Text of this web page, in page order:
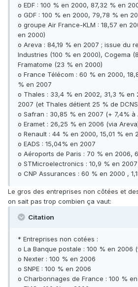
o EDF : 100 % en 2000, 87,32 % en
o GDF : 100 % en 2000, 79,78 % en
o groupe Air France-KLM : 18,57 en
en 2000)
o Areva : 84,19 % en 2007 ; issue du
Industries (100 % en 2000), Cogema
Framatome (23 % en 2000)
o France Télécom : 60 % en 2000,
% en 2007
o Thales : 33,4 % en 2002, 31,3 % en
2007 (et Thales détient 25 % de
o Safran : 30,85 % en 2007 (+ 7,4% à
o Eramet : 26,25 % en 2006 (via
o Renault : 44 % en 2000, 15,01 % en
o EADS : 15,04% en 2007
o Aéroports de Paris : 70 % en 2006,
o STMicroelectronics : 10,9 % en
o CNP Assurances : 60 % en 2000 ,
Le gros des entreprises non côtées et
on sait pas trop combien ça vaut:
Citation
* Entreprises non cotées :
o La Banque postale : 100 % en 2006
o Nexter : 100 % en 2006
o SNPE : 100 % en 2006
o Charbonnages de France : 100 %